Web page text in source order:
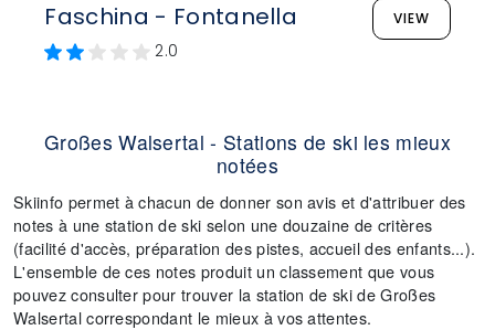
Faschina - Fontanella VIEW
2.0
Großes Walsertal - Stations de ski les mieux
notées
Skiinfo permet à chacun de donner son avis et d'attribuer des
notes à une station de ski selon une douzaine de critères
(facilité d'accès, préparation des pistes, accueil des enfants...).
L'ensemble de ces notes produit un classement que vous
pouvez consulter pour trouver la station de ski de Großes
Walsertal correspondant le mieux à vos attentes.